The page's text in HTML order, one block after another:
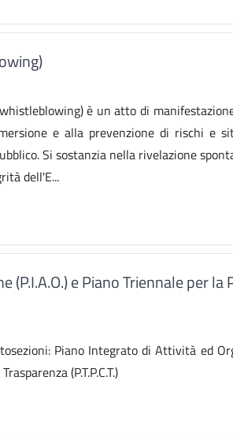
è un atto di
e alla prevenzione di rischi e
Si sostanzia nella rivelazione
dell'E...
e Piano Triennale per
Piano Integrato di Attività ed
(P.T.P.C.T.)